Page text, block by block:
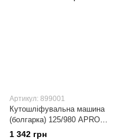
Артикул: 899001
Кутошліфувальна машина
(болгарка) 125/980 APRO
899001
1 342 грн